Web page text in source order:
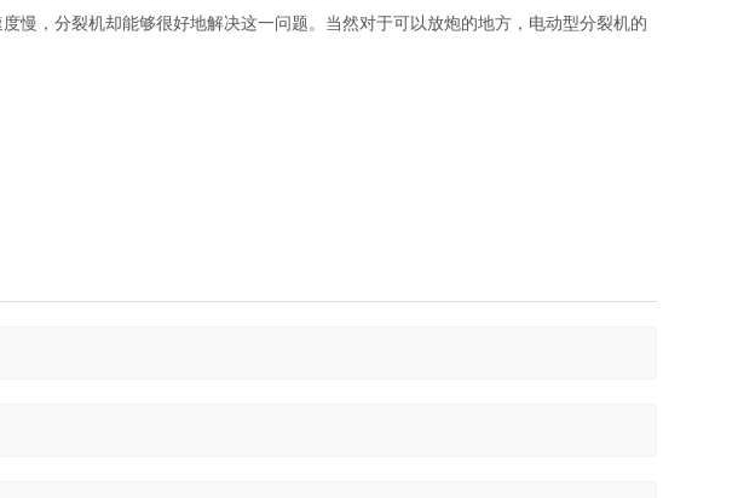
慢，分裂机却能够很好地解决这一问题。当然对于可以放炮的地方，电动型分裂机的